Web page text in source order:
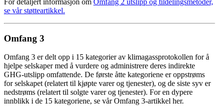
se vår støtteartikkel.
Omfang 3
Omfang 3 er delt opp i 15 kategorier av klimagassprotokollen for å
hjelpe selskaper med å vurdere og administrere deres indirekte
GHG-utslipp omfattende. De første åtte kategoriene er oppstrøms
for selskapet (relatert til kjøpte varer og tjenester), og de siste syv er
nedstrøms (relatert til solgte varer og tjenester). For en dypere
innblikk i de 15 kategoriene, se vår Omfang 3-artikkel her.